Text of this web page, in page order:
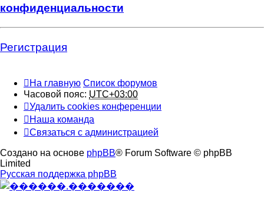
конфиденциальности
Регистрация
На главную Список форумов
Часовой пояс: UTC+03:00
Удалить cookies конференции
Наша команда
Связаться с администрацией
Создано на основе phpBB® Forum Software © phpBB
Limited
Русская поддержка phpBB